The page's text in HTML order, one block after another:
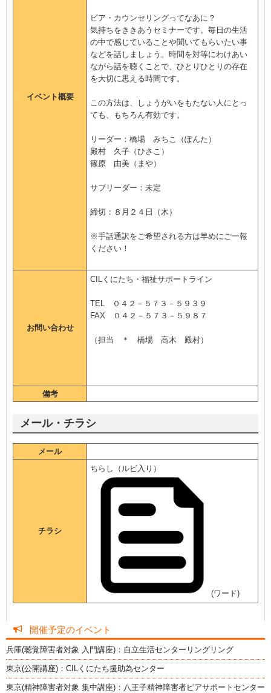
イベント概要
ピア・カウンセリングってなあに？
気持ちをききあうセミナーです。毎日の生活
の中で感じていることや聞いてもらいたい事
などを話しましょう。時間を対等にわけあい
ながら話を聴くことで、ひとりひとりの存在
を大切に思える時間です。
この方法は、しょうがいをもたない人にとっ
ても、もちろん有効です。
リーダー：橋場 みちこ（ぽんた）
殿村 久子（ひさこ）
篠原 由美（まや）
サブリーダー：未定
締切：８月２４日（木）
※手話通訳をご希望される方は早めにご一報
ください！
お問い合わせ
CILくにたち・福祉サポートライン
TEL ０４２－５７３－５９３９
FAX ０４２－５７３－５９８７
（担当 ＊ 橋場 高木 殿村）
備考
メール・チラシ
メール
チラシ
ちらし（ルビ入り）
(ワード)
開催予定のイベント
兵庫(聴覚障害者対象 入門講座)：自立生活センターリングリング
東京(公開講座)：CILくにたち援助為センター
東京(精神障害者対象 集中講座)：八王子精神障害者ピアサポートセンター